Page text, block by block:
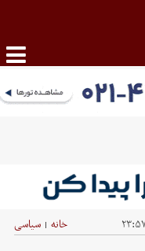
خانه | سیاسی